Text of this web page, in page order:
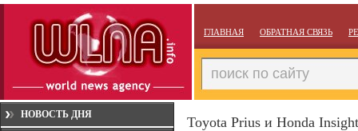
ГЛАВНАЯ ОБРАТНАЯ СВЯЗЬ
НОВОСТЬ ДНЯ Toyota Prius и Honda